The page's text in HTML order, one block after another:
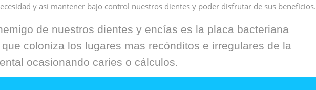
y así mantener bajo control nuestros dientes y poder disfrutar de sus beneficios.
de nuestros dientes y encías es la placa bacteriana
coloniza los lugares mas recónditos e irregulares de la
ocasionando caries o cálculos.